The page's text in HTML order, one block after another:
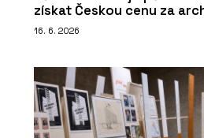
získat Českou cenu za
16. 6. 2026